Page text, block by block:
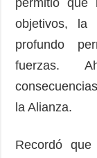
objetivos, la
profundo
fuerzas.
la Alianza.
Recordó